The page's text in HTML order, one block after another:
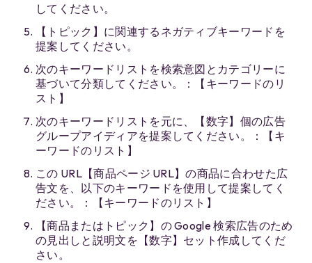
してください。
【トピック】に関連するネガティブキーワードを
提案してください。
次のキーワードリストを検索意図とカテゴリーに
基づいて分類してください。：【キーワードのリ
スト】
次のキーワードリストを元に、【数字】個の広告
グループアイディアを提案してください。：【キ
ーワードのリスト】
この URL【商品ページ URL】の商品に合わせた広
告文を、以下のキーワードを使用して提案してく
ださい。：【キーワードのリスト】
【商品またはトピック】の Google 検索広告のため
の見出しと説明文を​【数字】​セット作成してくだ
さい。